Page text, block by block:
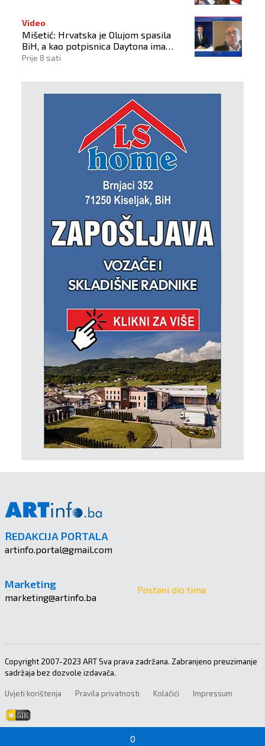
0
Video
Mišetić: Hrvatska je Olujom spasila
BiH, a kao potpisnica Daytona ima
puno pravo štititi hrvatski narod
Prije 8 sati
REDAKCIJA PORTALA
artinfo.portal@gmail.com
Marketing
marketing@artinfo.ba
Postani dio tima
Copyright 2007-2023 ART Sva prava zadržana. Zabranjeno preuzimanje
sadržaja bez dozvole izdavača.
Uvjeti korištenja Pravila privatnosti Kolačići Impressum